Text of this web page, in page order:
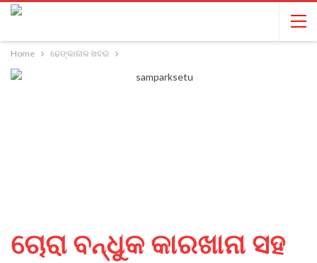
Home ଢେଙ୍କାନାଳ ଖବର
ଚୋରା ବନ୍ଧୁକ କାରଖାନା ସହ